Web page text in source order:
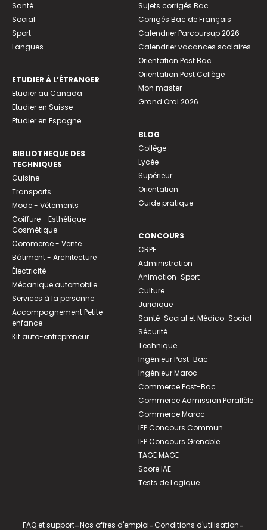
Santé
Social
Sport
Langues
ETUDIER À L’ÉTRANGER
Etudier au Canada
Etudier en Suisse
Etudier en Espagne
BIBLIOTHEQUE DES
TECHNIQUES
Cuisine
Transports
Mode - Vêtements
Coiffure - Esthétique -
Cosmétique
Commerce - Vente
Bâtiment - Architecture
Électricité
Mécanique automobile
Services à la personne
Accompagnement Petite
enfance
Kit auto-entrepreneur
Sujets corrigés Bac
Corrigés Bac de Français
Calendrier Parcoursup 2026
Calendrier vacances scolaires
Orientation Post Bac
Orientation Post Collège
Mon master
Grand Oral 2026
BLOG
Collège
Lycée
Supérieur
Orientation
Guide pratique
CONCOURS
CRPE
Administration
Animation-Sport
Culture
Juridique
Santé-Social et Médico-Social
Sécurité
Technique
Ingénieur Post-Bac
Ingénieur Maroc
Commerce Post-Bac
Commerce Admission Parallèle
Commerce Maroc
IEP Concours Commun
IEP Concours Grenoble
TAGE MAGE
Score IAE
Tests de Logique
FAQ et support-Nos offres d'emploi-Conditions d'utilisation-